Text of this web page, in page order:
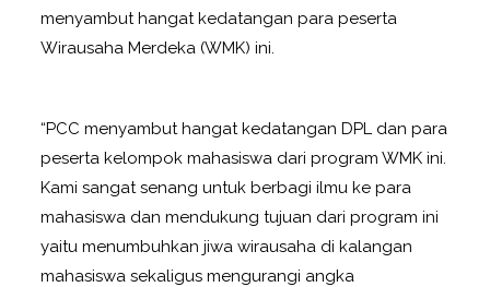
menyambut hangat kedatangan para peserta
Wirausaha Merdeka (WMK) ini.
“PCC menyambut hangat kedatangan DPL dan para
peserta kelompok mahasiswa dari program WMK ini.
Kami sangat senang untuk berbagi ilmu ke para
mahasiswa dan mendukung tujuan dari program ini
yaitu menumbuhkan jiwa wirausaha di kalangan
mahasiswa sekaligus mengurangi angka